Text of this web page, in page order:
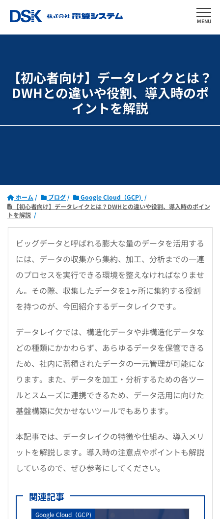
MENU
【初心者向け】データレイクとは？
DWHとの違いや役割、導入時のポ
イントを解説
ホーム ブログ
Google Cloud（GCP)
【初心者向け】データレイクとは？DWHとの違いや役割、導入時のポイン
トを解説
ビッグデータと呼ばれる膨大な量のデータを活用する
には、データの収集から集約、加工、分析までの一連
のプロセスを実行できる環境を整えなければなりませ
ん。その際、収集したデータを1ヶ所に集約する役割
を持つのが、今回紹介するデータレイクです。
データレイクでは、構造化データや非構造化データな
どの種類にかかわらず、あらゆるデータを保管できる
ため、社内に蓄積されたデータの一元管理が可能にな
ります。また、データを加工・分析するための各ツー
ルとスムーズに連携できるため、データ活用に向けた
基盤構築に欠かせないツールでもあります。
本記事では、データレイクの特徴や仕組み、導入メリ
ットを解説します。導入時の注意点やポイントも解説
しているので、ぜひ参考にしてください。
関連記事
Google Cloud（GCP)